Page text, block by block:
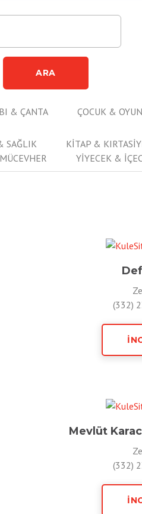
ARA
& ÇANTA ÇOCUK &
SAĞLIK KİTAP &
YİYECEK &
(332)
Mevlüt
(332)